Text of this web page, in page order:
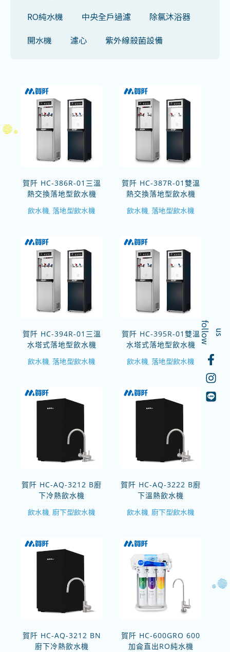
f
o l
l
o
w u
s
RO純水機
中央全戶過濾
除氯沐浴器
開水機
濾心 紫外線殺菌設備
賀阡 HC-386R-01三溫
熱交換落地型飲水機
飲水機, 落地型飲水機
賀阡 HC-387R-01雙溫
熱交換落地型飲水機
飲水機, 落地型飲水機
賀阡 HC-394R-01三溫
水塔式落地型飲水機
飲水機, 落地型飲水機
賀阡 HC-395R-01雙溫
水塔式落地型飲水機
飲水機, 落地型飲水機
賀阡 HC-AQ-3212 B廚
下冷熱飲水機
飲水機, 廚下型飲水機
賀阡 HC-AQ-3222 B廚
下溫熱飲水機
飲水機,廚下型飲水機
賀阡 HC-AQ-3212 BN
廚下冷熱飲水機
賀阡 HC-600GRO 600
加侖直出RO純水機